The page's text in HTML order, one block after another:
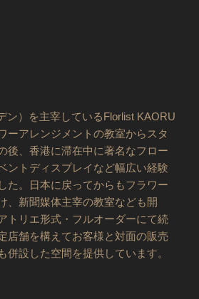
ン）を主宰しているFlorlist KAORU
ーアレンジメントの教室からスタ
後、香港に滞在中に著名なフロー
ントディスプレイなど幅広い経験
た。日本に戻ってからもフラワー
、新聞媒体主宰の教室なども開
トリエ形式・フルオーダーにて続
店舗を構えてお客様と対面の販売
併設した空間を提供しています。